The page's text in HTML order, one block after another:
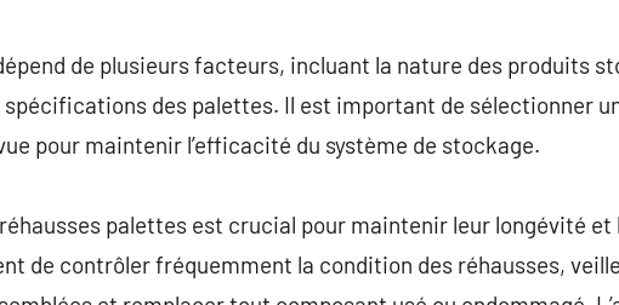
de plusieurs facteurs, incluant la nature des produits
des palettes. Il est important de sélectionner
pour maintenir l’efficacité du système de stockage.
palettes est crucial pour maintenir leur longévité et
de contrôler fréquemment la condition des réhausses,